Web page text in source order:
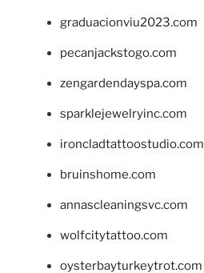
graduacionviu2023.com
pecanjackstogo.com
zengardendayspa.com
sparklejewelryinc.com
ironcladtattoostudio.com
bruinshome.com
annascleaningsvc.com
wolfcitytattoo.com
oysterbayturkeytrot.com